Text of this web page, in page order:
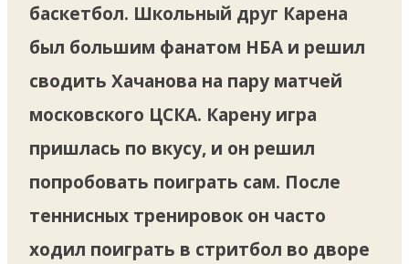
баскетбол. Школьный друг Карена
был большим фанатом НБА и решил
сводить Хачанова на пару матчей
московского ЦСКА. Карену игра
пришлась по вкусу, и он решил
попробовать поиграть сам. После
теннисных тренировок он часто
ходил поиграть в стритбол во дворе